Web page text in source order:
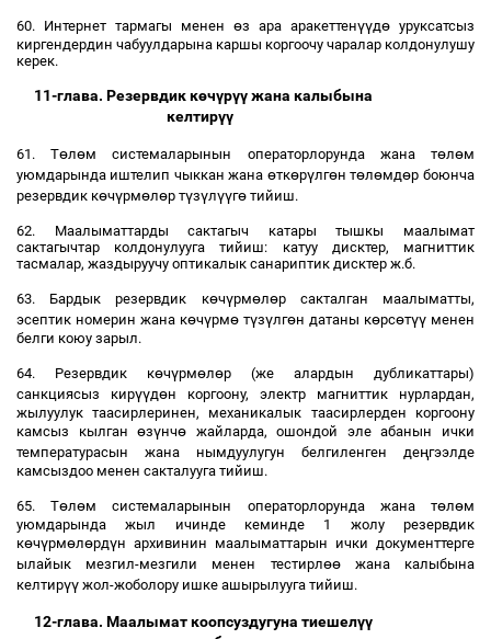
60. Интернет тармагы менен өз ара аракеттенүүдө уруксатсыз
киргендердин чабуулдарына каршы коргоочу чаралар колдонулушу
керек.
11-глава. Резервдик көчүрүүжана калыбына
келтирүү
61. Төлөм системаларынын операторлорунда жана төлөм
уюмдарында иштелип чыккан жана өткөрүлгөн төлөмдөр боюнча
резервдик көчүрмөлөр түзүлүүгө тийиш.
62. Маалыматтарды сактагыч катары тышкы маалымат
сактагычтар колдонулууга тийиш: катуу дисктер, магниттик
тасмалар, жаздыруучу оптикалык санариптик дисктер ж.б.
63. Бардык резервдик көчүрмөлөр сакталган маалыматты,
эсептик номерин жана көчүрмө түзүлгөн датаны көрсөтүү менен
белги коюу зарыл.
64. Резервдик көчүрмөлөр (же алардын дубликаттары)
санкциясыз кирүүдөн коргоону, электр магниттик нурлардан,
жылуулук таасирлеринен, механикалык таасирлерден коргоону
камсыз кылганөзүнчө жайларда, ошондой эле абанын ички
температурасын жана нымдуулугун белгиленген деңгээлде
камсыздоо менен сакталууга тийиш.
65. Төлөм системаларынын операторлорунда жана төлөм
уюмдарында жыл ичинде кеминде 1 жолу резервдик
көчүрмөлөрдүн архивинин маалыматтарын ички документтерге
ылайык мезгил-мезгили менен тестирлөөжана калыбына
келтирүү жол-жоболору ишке ашырылууга тийиш.
12-глава. Маалымат коопсуздугуна тиешелүү